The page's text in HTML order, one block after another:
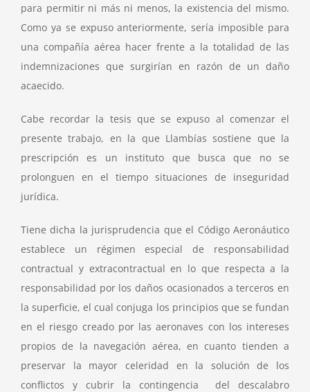
para permitir ni más ni menos, la existencia del mismo.
Como ya se expuso anteriormente, sería imposible para
una compañía aérea hacer frente a la totalidad de las
indemnizaciones que surgirían en razón de un daño
acaecido.
Cabe recordar la tesis que se expuso al comenzar el
presente trabajo, en la que Llambías sostiene que la
prescripción es un instituto que busca que no se
prolonguen en el tiempo situaciones de inseguridad
jurídica.
Tiene dicha la jurisprudencia que el Código Aeronáutico
establece un régimen especial de responsabilidad
contractual y extracontractual en lo que respecta a la
responsabilidad por los daños ocasionados a terceros en
la superficie, el cual conjuga los principios que se fundan
en el riesgo creado por las aeronaves con los intereses
propios de la navegación aérea, en cuanto tienden a
preservar la mayor celeridad en la solución de los
conflictos y cubrir la contingencia del descalabro